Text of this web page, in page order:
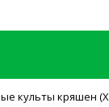
культы кряшен